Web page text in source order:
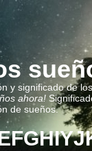
y significado de
ahora!
de sueños.
FGHIYJ